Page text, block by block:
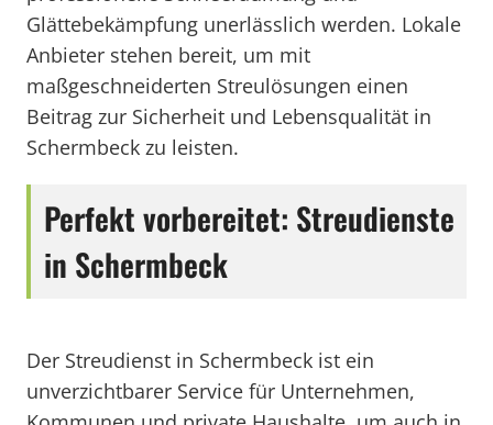
Glättebekämpfung unerlässlich werden. Lokale
Anbieter stehen bereit, um mit
maßgeschneiderten Streulösungen einen
Beitrag zur Sicherheit und Lebensqualität in
Schermbeck zu leisten.
Perfekt vorbereitet: Streudienste
in Schermbeck
Der Streudienst in Schermbeck ist ein
unverzichtbarer Service für Unternehmen,